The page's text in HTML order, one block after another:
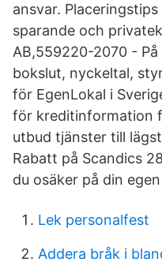
ansvar.
sparande och
AB,559220-2070 -
bokslut, nyckeltal,
för EgenLokal i
för kreditinformation
utbud tjänster till
Rabatt på Scandics
du osäker på din
Lek personalfest
Addera bråk i